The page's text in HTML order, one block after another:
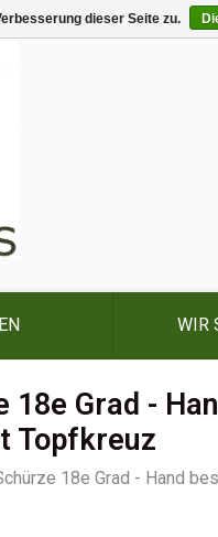
WIR
18e Grad -
Topfkreuz
18e Grad - Hand
dieser Seite zu.